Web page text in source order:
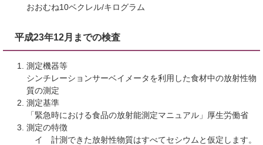
おおむね10ベクレル/キログラム
平成23年12月までの検査
測定機器等
シンチレーションサーベイメータを利用した食材中の放射性物
質の測定
測定基準
「緊急時における食品の放射能測定マニュアル」厚生労働省
測定の特徴
イ 計測できた放射性物質はすべてセシウムと仮定します。